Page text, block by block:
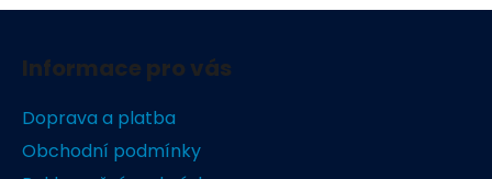
Informace pro vás
Doprava a platba
Obchodní podmínky